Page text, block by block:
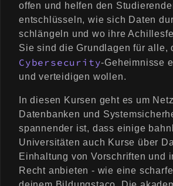
offen und helfen den
entschlüsseln, wie sich Daten
schlängeln und wo ihre
Sie sind die Grundlagen für alle,
Cybersecurity-Geheimnisse
und verteidigen wollen.
In diesen Kursen geht es um
Datenbanken und
spannender ist, dass einige
Universitäten auch Kurse über
Einhaltung von Vorschriften und
Recht anbieten - wie eine